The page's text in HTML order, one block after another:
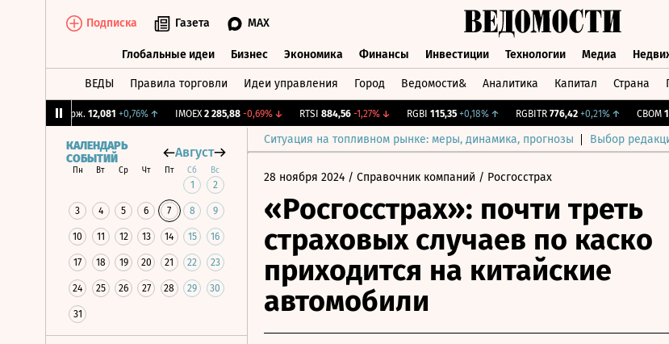
Подписка Газета MAX
Глобальные идеи Бизнес Экономика Финансы Инвестиции Технологии Медиа
ВЕДЫ Правила торговли Идеи управления Город Ведомости& Аналитика Капитал Страна
12,081 +0,76%↑ IMOEX 2 285,88 -0,69%↓ RTSI 884,56 -1,27%↓ RGBI 115,35 +0,18% ↑ RGBITR 776,42 +0,21%↑ CBOM
Ситуация на топливном рынке: меры, динамика, прогнозы Выбор
КАЛЕНДАРЬ
СОБЫТИЙ
Август
Пн Вт Ср Чт Пт Сб Вс
1 2
3 4 5 6 7 8 9
10 11 12 13 14 15 16
17 18 19 20 21 22 23
24 25 26 27 28 29 30
31
28 ноября 2024 / Справочник компаний / Росгосстрах
«Росгосстрах»: почти треть
страховых случаев по каско
приходится на китайские
автомобили